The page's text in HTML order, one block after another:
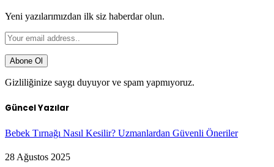
Yeni yazılarımızdan ilk siz haberdar olun.
Gizliliğinize saygı duyuyor ve spam yapmıyoruz.
Güncel Yazılar
Bebek Tırnağı Nasıl Kesilir? Uzmanlardan Güvenli Öneriler
28 Ağustos 2025